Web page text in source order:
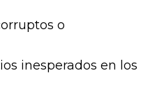
o
inesperados en los